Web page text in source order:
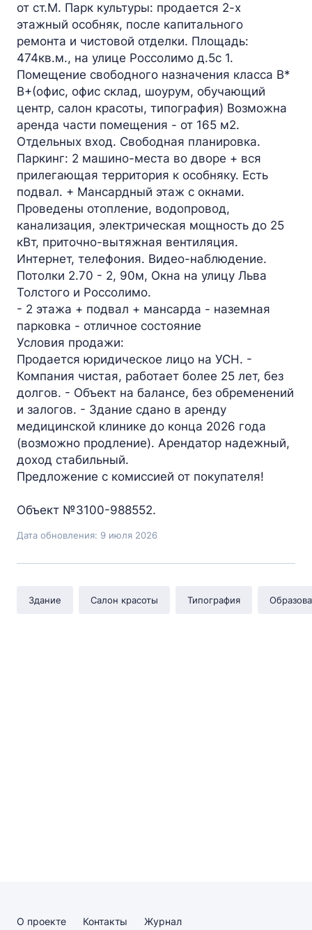
от ст.М. Парк культуры: продается 2-х
этажный особняк, после капитального
ремонта и чистовой отделки. Площадь:
474кв.м., на улице Россолимо д.5с 1.
Помещение свободного назначения класса B*
B+(офис, офис склад, шоурум, обучающий
центр, салон красоты, типография) Возможна
аренда части помещения - от 165 м2.
Отдельных вход. Свободная планировка.
Паркинг: 2 машино-места во дворе + вся
прилегающая территория к особняку. Есть
подвал. + Мансардный этаж с окнами.
Проведены отопление, водопровод,
канализация, электрическая мощность до 25
кВт, приточно-вытяжная вентиляция.
Интернет, телефония. Видео-наблюдение.
Потолки 2.70 - 2, 90м, Окна на улицу Льва
Толстого и Россолимо.
- 2 этажа + подвал + мансарда - наземная
парковка - отличное состояние
Условия продажи:
Продается юридическое лицо на УСН. -
Компания чистая, работает более 25 лет, без
долгов. - Объект на балансе, без обременений
и залогов. - Здание сдано в аренду
медицинской клинике до конца 2026 года
(возможно продление). Арендатор надежный,
доход стабильный.
Предложение с комиссией от покупателя!
Объект №3100-988552.
Дата обновления: 9 июля 2026
Здание Салон красоты Типография
О проекте Контакты Журнал